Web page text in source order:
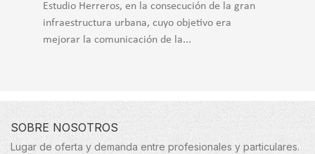
Estudio Herreros, en la consecución de la gran
infraestructura urbana, cuyo objetivo era
mejorar la comunicación de la...
SOBRE NOSOTROS
Lugar de oferta y demanda entre profesionales y particulares.